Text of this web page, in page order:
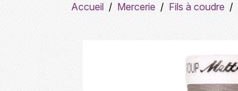
Accueil Mercerie Fils à coudre